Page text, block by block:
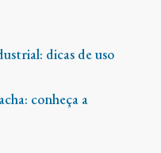
dicas de uso
conheça a